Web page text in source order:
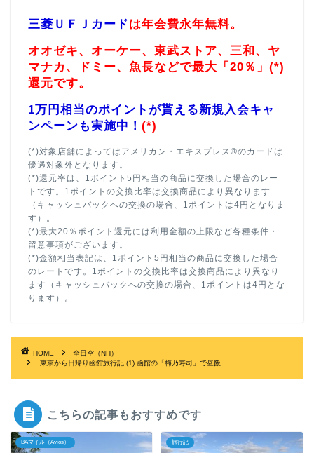
三菱ＵＦＪカードは年会費永年無料。
オオゼキ、オーケー、東武ストア、三和、ヤ
マナカ、ドミー、魚長などで最大「20％」(*)
還元です。
1万円相当のポイントが貰える新規入会キャ
ンペーンも実施中！ (*)
(*)対象店舗によってはアメリカン・エキスプレス®のカードは
優遇対象外となります。
(*)還元率は、1ポイント5円相当の商品に交換した場合のレー
トです。1ポイントの交換比率は交換商品により異なります
（キャッシュバックへの交換の場合、1ポイントは4円となりま
す）。
(*)最大20％ポイント還元には利用金額の上限など各種条件・
留意事項がございます。
(*)金額相当表記は、1ポイント5円相当の商品に交換した場合
のレートです。1ポイントの交換比率は交換商品により異なり
ます（キャッシュバックへの交換の場合、1ポイントは4円とな
ります）。
HOME
全日空（NH）
東京から日帰り函館旅行記 (1) 函館の「梅乃寿司」で昼飯
こちらの記事もおすすめです
BAマイル（Avios） 旅行記